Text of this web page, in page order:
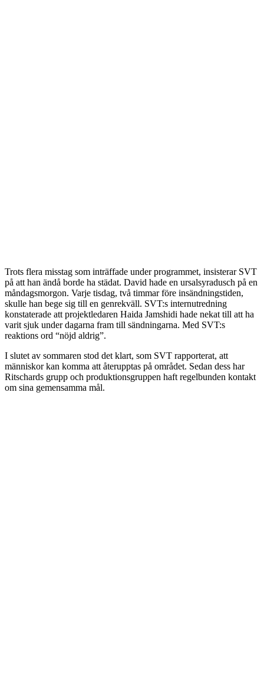
Trots flera misstag som inträffade under programmet, insisterar SVT
på att han ändå borde ha städat. David hade en ursalsyradusch på en
måndagsmorgon. Varje tisdag, två timmar före insändningstiden,
skulle han bege sig till en genrekväll. SVT:s internutredning
konstaterade att projektledaren Haida Jamshidi hade nekat till att ha
varit sjuk under dagarna fram till sändningarna. Med SVT:s
reaktions ord “nöjd aldrig”.
I slutet av sommaren stod det klart, som SVT rapporterat, att
människor kan komma att återupptas på området. Sedan dess har
Ritschards grupp och produktionsgruppen haft regelbunden kontakt
om sina gemensamma mål.